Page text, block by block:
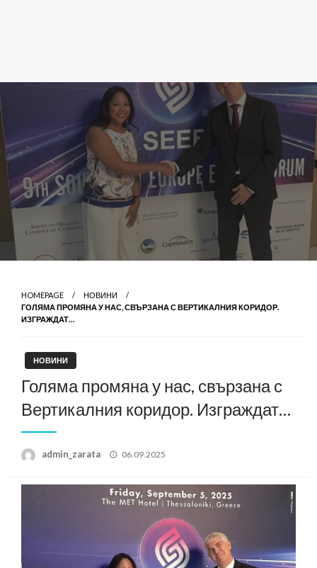
HOMEPAGE
НОВИНИ
ГОЛЯМА ПРОМЯНА У НАС, СВЪРЗАНА С ВЕРТИКАЛНИЯ КОРИДОР.
ИЗГРАЖДАТ…
НОВИНИ
Голяма промяна у нас, свързана с
Вертикалния коридор. Изграждат…
admin_zarata
Posted
06.09.2025